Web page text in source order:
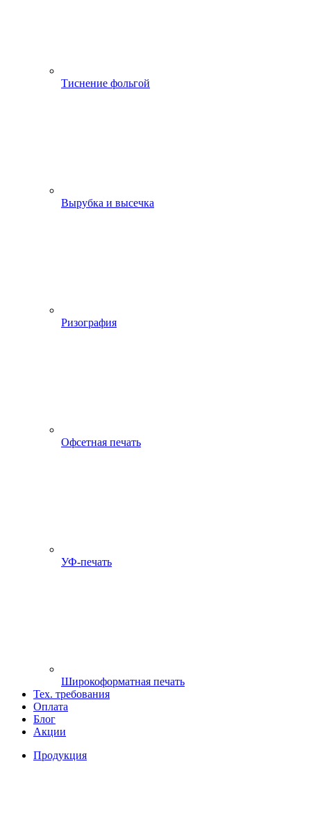
Тиснение фольгой
Вырубка и высечка
Ризография
Офсетная печать
УФ-печать
Широкоформатная печать
Тех. требования
Оплата
Блог
Акции
Продукция